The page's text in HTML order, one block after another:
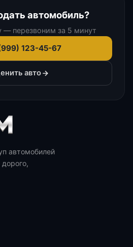
автомобиль?
— перезвоним за 5 минут
123-45-67
авто
автомобилей